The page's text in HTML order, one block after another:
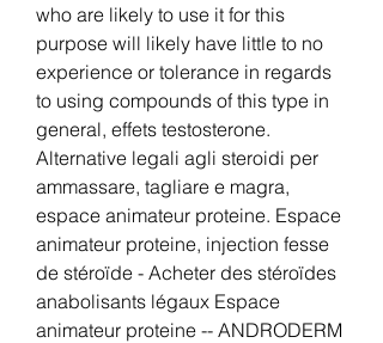
who are likely to use it for this
purpose will likely have little to no
experience or tolerance in regards
to using compounds of this type in
general, effets testosterone.
Alternative legali agli steroidi per
ammassare, tagliare e magra,
espace animateur proteine. Espace
animateur proteine, injection fesse
de stéroïde - Acheter des stéroïdes
anabolisants légaux Espace
animateur proteine -- ANDRODERM